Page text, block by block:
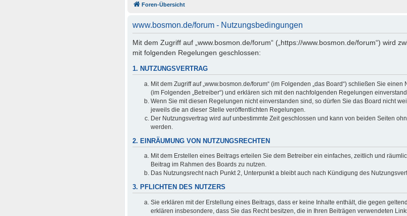
Foren-Übersicht
www.bosmon.de/forum - Nutzungsbedingungen
Mit dem Zugriff auf „www.bosmon.de/forum“ („https://www.bosmon.de/forum“) wird
mit folgenden Regelungen geschlossen:
1. NUTZUNGSVERTRAG
Mit dem Zugriff auf „www.bosmon.de/forum“ (im Folgenden „das Board“) schließen Sie
(im Folgenden „Betreiber“) und erklären sich mit den nachfolgenden Regelungen
Wenn Sie mit diesen Regelungen nicht einverstanden sind, so dürfen Sie das Board nicht
jeweils die an dieser Stelle veröffentlichten Regelungen.
Der Nutzungsvertrag wird auf unbestimmte Zeit geschlossen und kann von beiden Seiten
werden.
2. EINRÄUMUNG VON NUTZUNGSRECHTEN
Mit dem Erstellen eines Beitrags erteilen Sie dem Betreiber ein einfaches, zeitlich und
Beitrag im Rahmen des Boards zu nutzen.
Das Nutzungsrecht nach Punkt 2, Unterpunkt a bleibt auch nach Kündigung des
3. PFLICHTEN DES NUTZERS
Sie erklären mit der Erstellung eines Beitrags, dass er keine Inhalte enthält, die gegen
erklären insbesondere, dass Sie das Recht besitzen, die in Ihren Beiträgen verwendeten